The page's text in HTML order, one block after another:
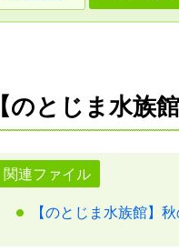
【のとじま水族
関連ファイル
【のとじま水族館】